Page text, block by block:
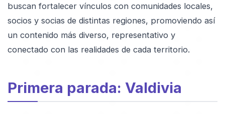
buscan fortalecer vínculos con comunidades locales,
socios y socias de distintas regiones, promoviendo así
un contenido más diverso, representativo y
conectado con las realidades de cada territorio.
Primera parada: Valdivia